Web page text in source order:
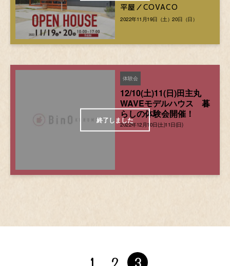
平屋／COVACO
2022年11月19日（土）20日（日）
体験会
12/10(土)11(日)田主丸
WAVEモデルハウス 暮
らしの体験会開催！
2022年12月10日(土)11日(日)
1 2 3